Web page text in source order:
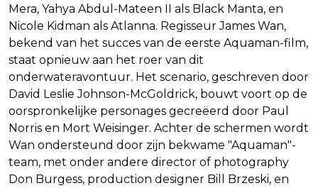
Mera, Yahya Abdul-Mateen II als Black Manta, en
Nicole Kidman als Atlanna. Regisseur James Wan,
bekend van het succes van de eerste Aquaman-film,
staat opnieuw aan het roer van dit
onderwateravontuur. Het scenario, geschreven door
David Leslie Johnson-McGoldrick, bouwt voort op de
oorspronkelijke personages gecreëerd door Paul
Norris en Mort Weisinger. Achter de schermen wordt
Wan ondersteund door zijn bekwame "Aquaman"-
team, met onder andere director of photography
Don Burgess, production designer Bill Brzeski, en